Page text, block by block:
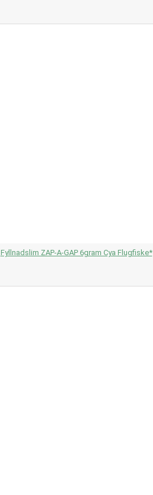
Fyllnadslim ZAP-A-GAP 6gram Cya Flugfiske*